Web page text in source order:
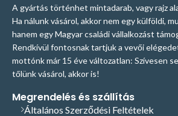
A gyártás történhet mintadarab, vagy rajz
Ha nálunk vásárol, akkor nem egy külföldi,
hanem egy Magyar családi vállalkozást
Rendkívül fontosnak tartjuk a vevői
mottónk már 15 éve változatlan: Szívesen
tőlünk vásárol, akkor is!
Megrendelés és szállítás
Általános Szerződési Feltételek